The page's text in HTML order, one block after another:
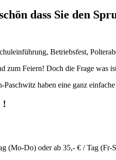
dass Sie den
Betriebsfest,
zum Feiern! Doch die Frage was
haben eine ganz
!
(Mo-Do) oder ab 35,- € / Tag (Fr-